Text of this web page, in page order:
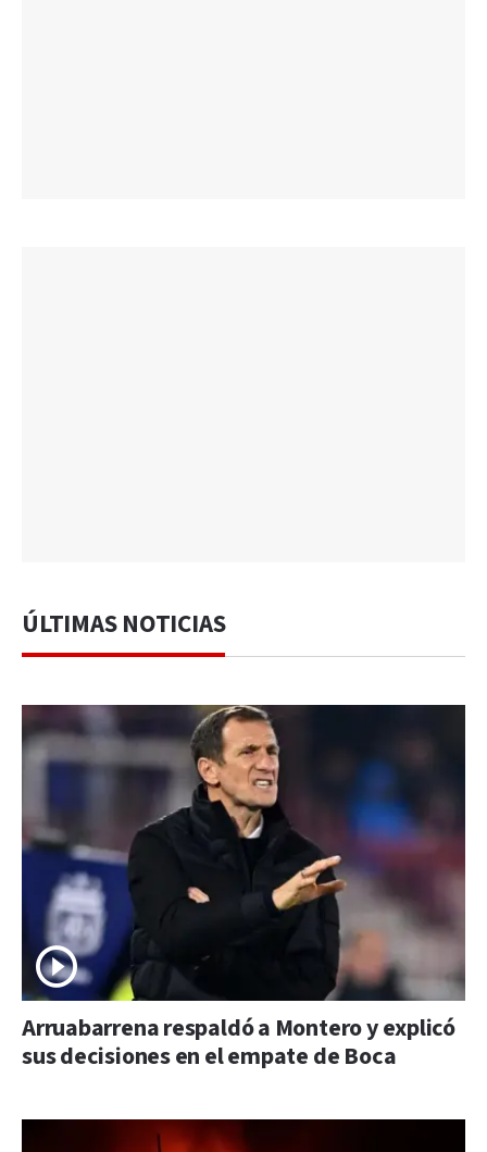
ÚLTIMAS NOTICIAS
Arruabarrena respaldó a Montero y explicó
sus decisiones en el empate de Boca